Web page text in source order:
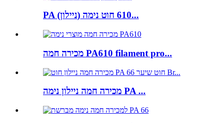
PA (ניילון) 610 חוט נימה...
מכירה חמה PA610 filament pro...
מכירה חמה ניילון נימה PA ...